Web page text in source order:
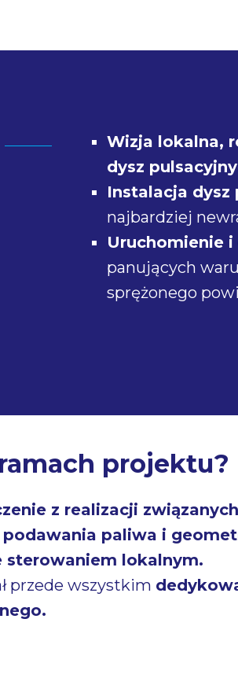
Wizja lokalna,
dysz
Instalacja dysz
najbardziej
Uruchomienie
panujących
sprężonego
projektu?
z realizacji
podawania paliwa i
sterowaniem lokalnym.
przede wszystkim